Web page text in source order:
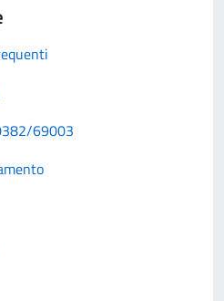
69003